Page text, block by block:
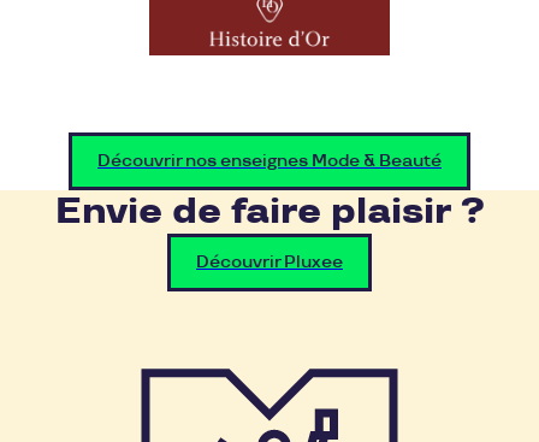
Découvrir nos enseignes Mode & Beauté
Envie de faire plaisir ?
Découvrir Pluxee